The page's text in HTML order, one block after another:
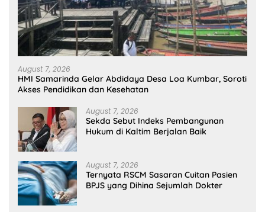
August 7, 2026
HMI Samarinda Gelar Abdidaya Desa Loa Kumbar, Soroti
Akses Pendidikan dan Kesehatan
August 7, 2026
Sekda Sebut Indeks Pembangunan
Hukum di Kaltim Berjalan Baik
August 7, 2026
Ternyata RSCM Sasaran Cuitan Pasien
BPJS yang Dihina Sejumlah Dokter